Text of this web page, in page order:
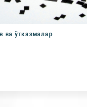
ва ўтказмалар